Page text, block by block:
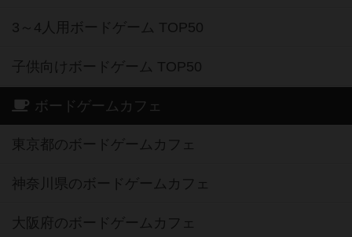
3～4人用ボードゲーム TOP50
子供向けボードゲーム TOP50
ボードゲームカフェ
東京都のボードゲームカフェ
神奈川県のボードゲームカフェ
大阪府のボードゲームカフェ